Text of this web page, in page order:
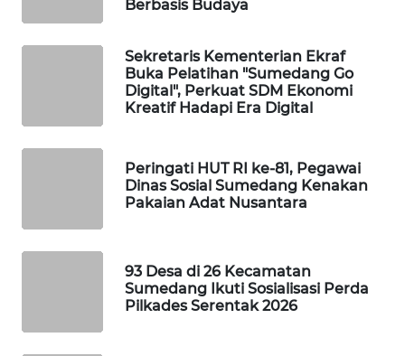
Berbasis Budaya
Sekretaris Kementerian Ekraf
Buka Pelatihan "Sumedang Go
Digital", Perkuat SDM Ekonomi
Kreatif Hadapi Era Digital
Peringati HUT RI ke-81, Pegawai
Dinas Sosial Sumedang Kenakan
Pakaian Adat Nusantara
93 Desa di 26 Kecamatan
Sumedang Ikuti Sosialisasi Perda
Pilkades Serentak 2026
ALPERKLINAS
TAMBANG
NEWS